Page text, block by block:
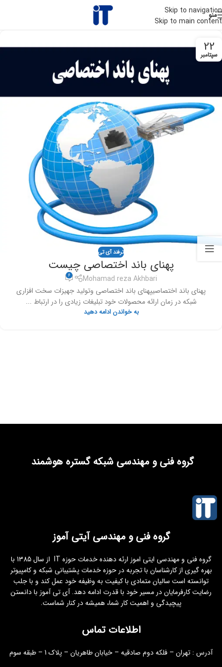
Skip to navigation
Skip to main content
منو
22
سپتامبر
ترفند آی تی
پهنای باند اختصاصی چیست
Mohamad reza Akhbari
6
پهنای باند اختصاصیپهنای باند اختصاصی وتولید جهیزات سخت افزاری
شبکه در زمان ارائه محصولات خود تبلیغات زیادی را در ارتباط ...
به خواندن ادامه دهید
گروه فنی و مهندسی شبکه گستره هوشمند
گروه فنی و مهندسی آیتی آموز
گروه فنی و مهندسی ایتی اموز ارئه دهنده خدمات حوزه IT از سال 1385 با
بهره گیری از کارشناسان با تجربه در حوزه خدمات پشتیبانی شبکه و کامپیوتر
توانسته است سالیان متمادی با کیفیت به وظیفه خود عمل کند و با جلب
رضایت کارفرمایان در مسیر خود با قدرت ادامه دهد. آی تی آموز با دانستن
پیچیدگی و اهمیت کار شما، همیشه در کنار شماست.
اطلاعات تماس
آدرس : تهران – فلکه دوم صادقیه – خیابان طاهریان – پلاک 1 – طبقه سوم